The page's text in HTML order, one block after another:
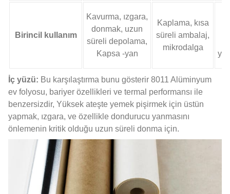
Birincil kullanım
Kavurma, ızgara,
donmak, uzun
süreli depolama,
Kapsa -yan
Kaplama, kısa
süreli ambalaj,
mikrodalga
İç yüzü: Bu karşılaştırma bunu gösterir 8011 Alüminyum
ev folyosu, bariyer özellikleri ve termal performansı ile
benzersizdir, Yüksek ateşte yemek pişirmek için üstün
yapmak, ızgara, ve özellikle dondurucu yanmasını
önlemenin kritik olduğu uzun süreli donma için.